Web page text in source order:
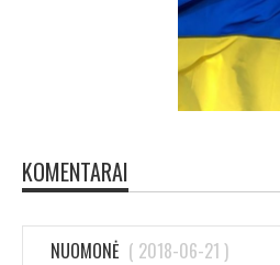
KOMENTARAI
NUOMONĖ ( 2018-06-21 )